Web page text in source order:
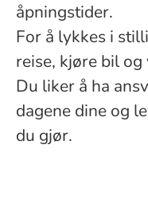
åpningstider.
For å lykkes i
reise, kjøre bil
Du liker å ha
dagene dine og
du gjør.